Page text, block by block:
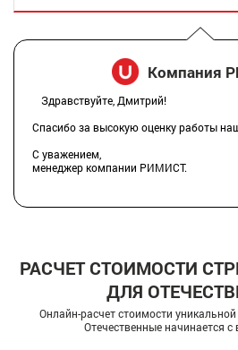
Компания
Здравствуйте, Дмитрий!
Спасибо за высокую оценку работы
С уважением,
менеджер компании РИМИСТ.
РАСЧЕТ СТОИМОСТИ
ДЛЯ
Онлайн-расчет стоимости
Отечественные начинается с